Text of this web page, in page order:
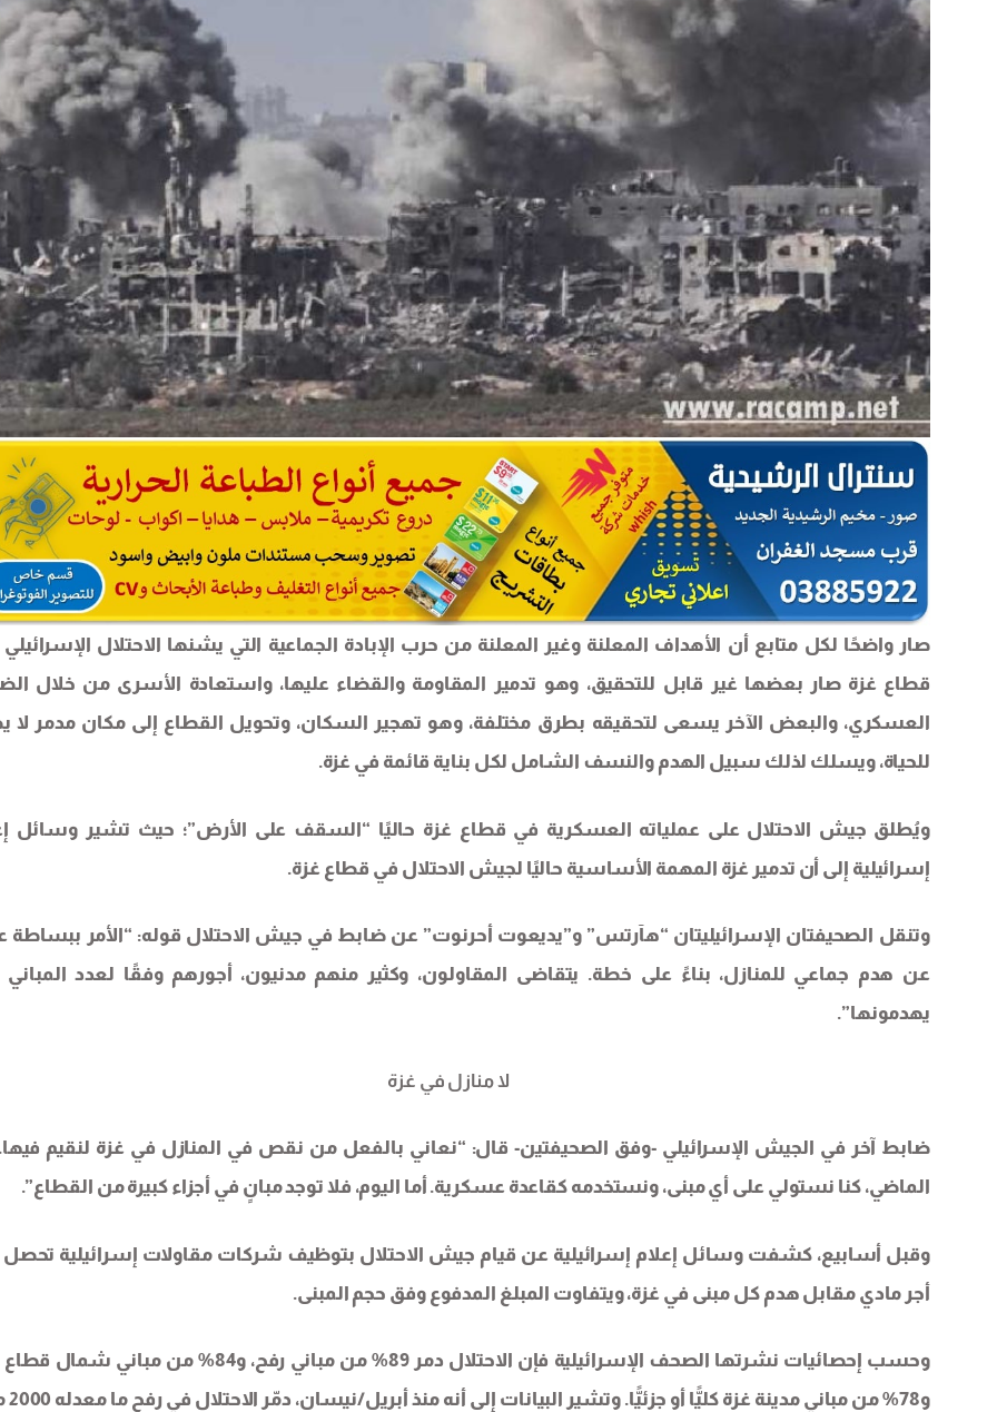
صار واضحًا لكل متابع أن الأهداف المعلنة وغير المعلنة من حرب الإبادة الجماعية التي يشنها الاحتلال
قطاع غزة صار بعضها غير قابل للتحقيق، وهو تدمير المقاومة والقضاء عليها، واستعادة الأسرى من خلال
العسكري، والبعض الآخر يسعى لتحقيقه بطرق مختلفة، وهو تهجير السكان، وتحويل القطاع إلى مكان مدمر لا
للحياة، ويسلك لذلك سبيل الهدم والنسف الشامل لكل بناية قائمة في غزة.
ويُطلق جيش الاحتلال على عملياته العسكرية في قطاع غزة حاليًا “السقف على الأرض”؛ حيث تشير وسائل
إسرائيلية إلى أن تدمير غزة المهمة الأساسية حاليًا لجيش الاحتلال في قطاع غزة.
وتنقل الصحيفتان الإسرائيليتان “هآرتس” و”يديعوت أحرنوت” عن ضابط في جيش الاحتلال قوله: “الأمر ببساطة
عن هدم جماعي للمنازل، بناءً على خطة. يتقاضى المقاولون، وكثير منهم مدنيون، أجورهم وفقًا لعدد المباني
يهدمونها”.
لا منازل في غزة
ضابط آخر في الجيش الإسرائيلي -وفق الصحيفتين- قال: “نعاني بالفعل من نقص في المنازل في غزة لنقيم
الماضي، كنا نستولي على أي مبنى، ونستخدمه كقاعدة عسكرية. أما اليوم، فلا توجد مبانٍ في أجزاء كبيرة من القطاع”.
وقبل أسابيع، كشفت وسائل إعلام إسرائيلية عن قيام جيش الاحتلال بتوظيف شركات مقاولات إسرائيلية تحصل
أجر مادي مقابل هدم كل مبنى في غزة، ويتفاوت المبلغ المدفوع وفق حجم المبنى.
وحسب إحصائيات نشرتها الصحف الإسرائيلية فإن الاحتلال دمر 89% من مباني رفح، و84% من
و78% من